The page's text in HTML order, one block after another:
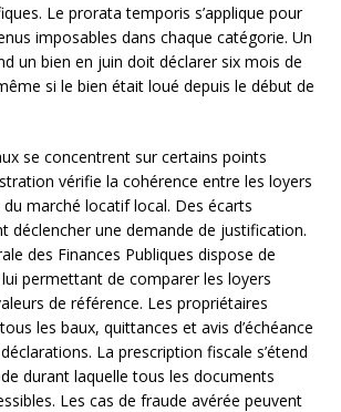
Le prorata temporis s’applique pour
imposables dans chaque catégorie. Un
un bien en juin doit déclarer six mois de
si le bien était loué depuis le début de
se concentrent sur certains points
vérifie la cohérence entre les loyers
marché locatif local. Des écarts
déclencher une demande de justification.
des Finances Publiques dispose de
permettant de comparer les loyers
de référence. Les propriétaires
les baux, quittances et avis d’échéance
La prescription fiscale s’étend
durant laquelle tous les documents
Les cas de fraude avérée peuvent